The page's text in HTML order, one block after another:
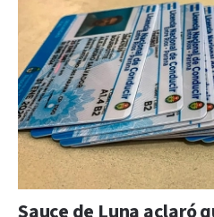
Sauce de Luna aclaró